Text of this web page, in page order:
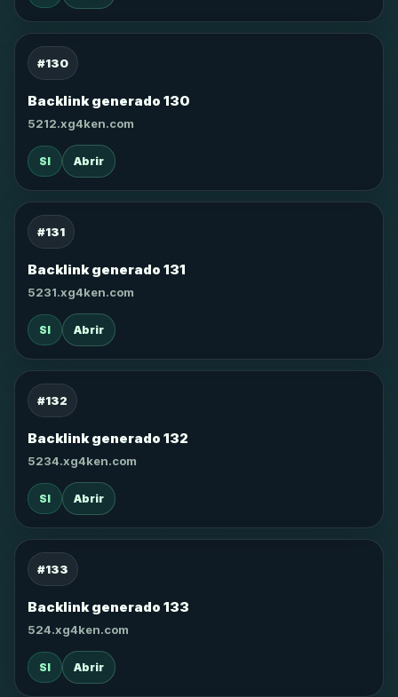
#130
Backlink generado 130
5212.xg4ken.com
SI Abrir
#131
Backlink generado 131
5231.xg4ken.com
SI Abrir
#132
Backlink generado 132
5234.xg4ken.com
SI Abrir
#133
Backlink generado 133
524.xg4ken.com
SI Abrir